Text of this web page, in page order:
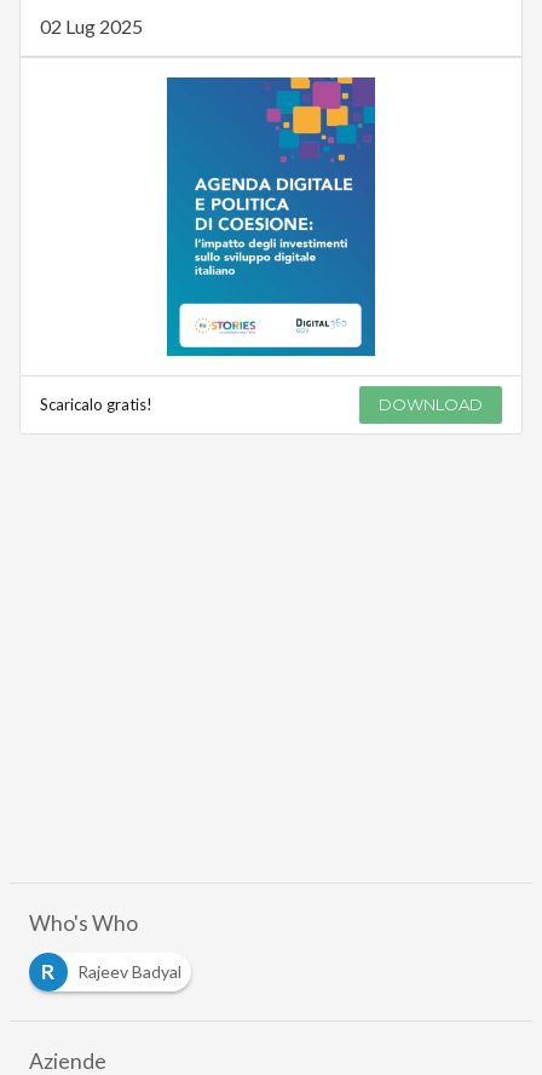
02 Lug 2025
Scaricalo gratis! DOWNLOAD
Who's Who
R
Rajeev Badyal
Aziende